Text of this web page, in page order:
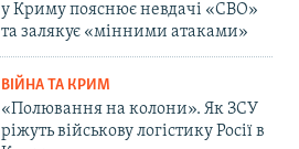
у Криму пояснює невдачі «СВО»
та залякує «мінними атаками»
ВІЙНА ТА КРИМ
«Полювання на колони». Як ЗСУ
ріжуть військову логістику Росії в